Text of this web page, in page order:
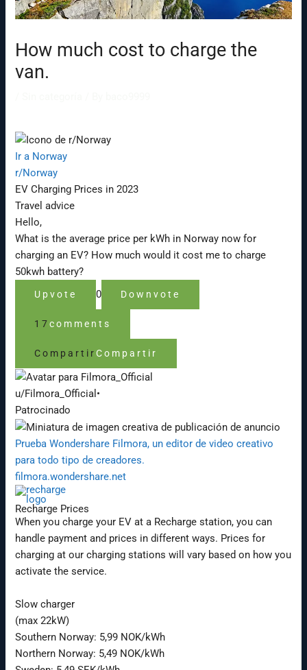
How much cost to charge the
van.
Ir a Norway
r/Norway
EV Charging Prices in 2023
Travel advice
Hello,
What is the average price per kWh in Norway now for
charging an EV? How much would it cost me to charge
50kwh battery?
Upvote 0 Downvote
17comments
CompartirCompartir
u/Filmora_Official •
Patrocinado
Prueba Wondershare Filmora, un editor de video creativo
para todo tipo de creadores.
filmora.wondershare.net
Recharge Prices
When you charge your EV at a Recharge station, you can
handle payment and prices in different ways. Prices for
charging at our charging stations will vary based on how you
activate the service.
Slow charger
(max 22kW)
Southern Norway: 5,99 NOK/kWh
Northern Norway: 5,49 NOK/kWh